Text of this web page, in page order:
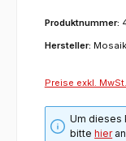
Produktnummer:
Hersteller: Mosaik
Preise exkl.
Um dieses
bittehier